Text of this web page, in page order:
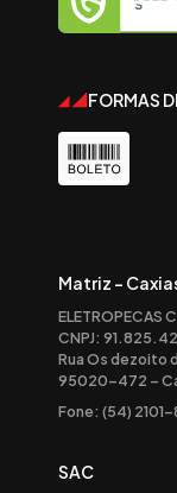
FORMAS
Matriz -
ELETROPECAS
CNPJ:
Rua Os dezoito
95020-472 –
Fone: (54)
SAC